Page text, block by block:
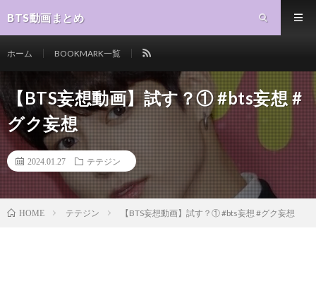
BTS動画まとめ
ホーム BOOKMARK一覧
【BTS妄想動画】試す？① #bts妄想 #
グク妄想
2024.01.27 テテジン
HOME テテジン 【BTS妄想動画】試す？① #bts妄想 #グク妄想